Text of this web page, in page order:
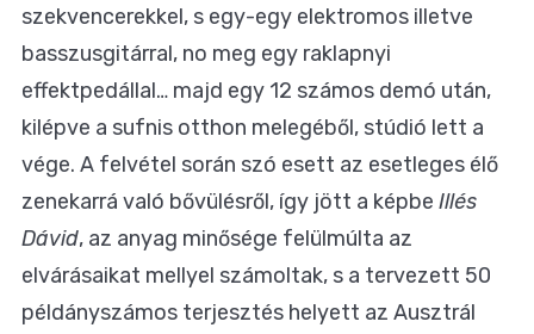
szekvencerekkel, s egy-egy elektromos illetve
basszusgitárral, no meg egy raklapnyi
effektpedállal… majd egy 12 számos demó után,
kilépve a sufnis otthon melegéből, stúdió lett a
vége. A felvétel során szó esett az esetleges élő
zenekarrá való bővülésről, így jött a képbe Illés
Dávid, az anyag minősége felülmúlta az
elvárásaikat mellyel számoltak, s a tervezett 50
példányszámos terjesztés helyett az Ausztrál